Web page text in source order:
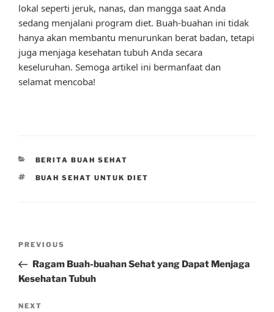
lokal seperti jeruk, nanas, dan mangga saat Anda
sedang menjalani program diet. Buah-buahan ini tidak
hanya akan membantu menurunkan berat badan, tetapi
juga menjaga kesehatan tubuh Anda secara
keseluruhan. Semoga artikel ini bermanfaat dan
selamat mencoba!
CATEGORIES
BERITA BUAH SEHAT
TAGS
BUAH SEHAT UNTUK DIET
Previous
Post
PREVIOUS
Ragam Buah-buahan Sehat yang Dapat Menjaga
Kesehatan Tubuh
Next
NEXT